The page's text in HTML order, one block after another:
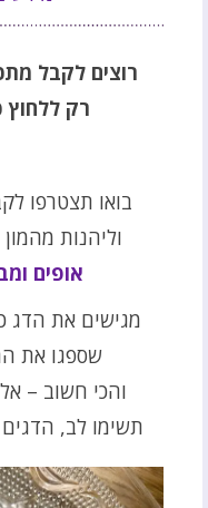
רוצים לקבל
רק ללחוץ
בואו תצטרפו
וליהנות
אופים
מגישים את הדג
שספגו את
והכי חשוב –
תשימו לב,